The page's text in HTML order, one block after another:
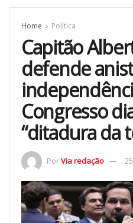
Home Política
Capitão
defende
Congresso
“ditadura da
PorVia redação